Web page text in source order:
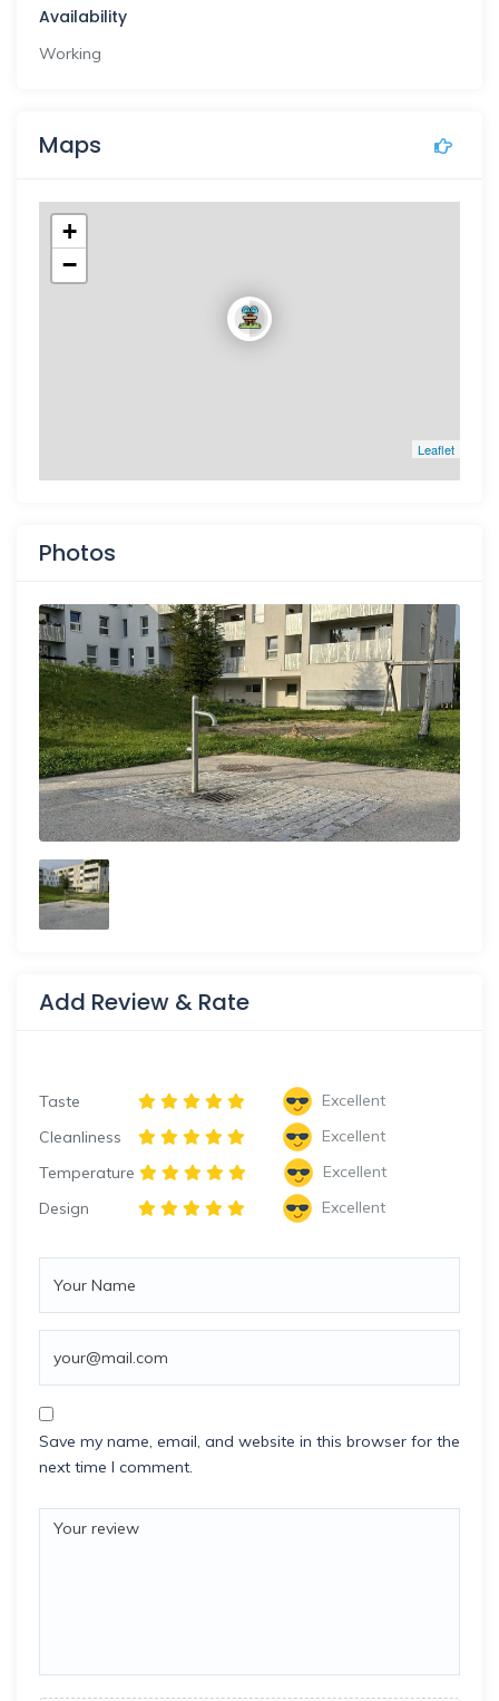
Availability
Working
Maps
+
−
Leaflet
Photos
Add Review & Rate
Taste
Excellent
Cleanliness
Excellent
Temperature
Excellent
Design
Excellent
Save my name, email, and website in this browser for the
next time I comment.